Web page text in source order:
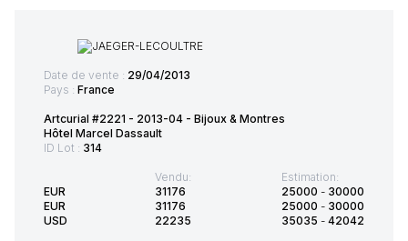
Date de vente : 29/04/2013
Pays : France
Artcurial #2221 - 2013-04 - Bijoux & Montres
Hôtel Marcel Dassault
ID Lot : 314
EUR
EUR
USD
Vendu:
31176
31176
22235
Estimation:
25000 - 30000
25000 - 30000
35035 - 42042